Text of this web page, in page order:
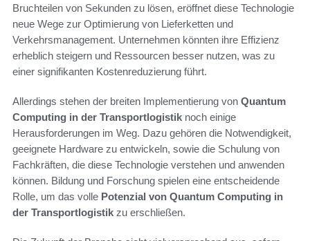
Bruchteilen von Sekunden zu lösen, eröffnet diese Technologie
neue Wege zur Optimierung von Lieferketten und
Verkehrsmanagement. Unternehmen könnten ihre Effizienz
erheblich steigern und Ressourcen besser nutzen, was zu
einer signifikanten Kostenreduzierung führt.
Allerdings stehen der breiten Implementierung von Quantum
Computing in der Transportlogistik noch einige
Herausforderungen im Weg. Dazu gehören die Notwendigkeit,
geeignete Hardware zu entwickeln, sowie die Schulung von
Fachkräften, die diese Technologie verstehen und anwenden
können. Bildung und Forschung spielen eine entscheidende
Rolle, um das volle Potenzial von Quantum Computing in
der Transportlogistik zu erschließen.